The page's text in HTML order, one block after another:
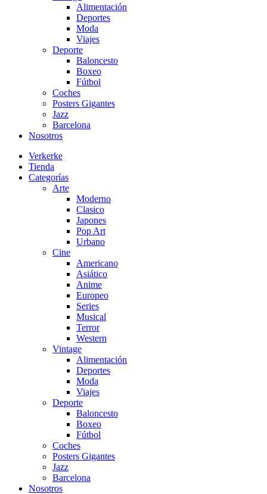
Alimentación
Deportes
Moda
Viajes
Deporte
Baloncesto
Boxeo
Fútbol
Coches
Posters Gigantes
Jazz
Barcelona
Nosotros
Verkerke
Tienda
Categorías
Arte
Moderno
Clasico
Japones
Pop Art
Urbano
Cine
Americano
Asiático
Anime
Europeo
Series
Musical
Terror
Western
Vintage
Alimentación
Deportes
Moda
Viajes
Deporte
Baloncesto
Boxeo
Fútbol
Coches
Posters Gigantes
Jazz
Barcelona
Nosotros